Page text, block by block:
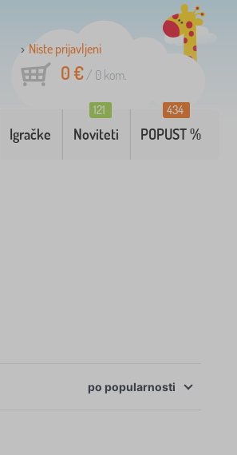
Niste prijavljeni
0 €/ 0 kom.
Igračke Noviteti
121
POPUST %
434